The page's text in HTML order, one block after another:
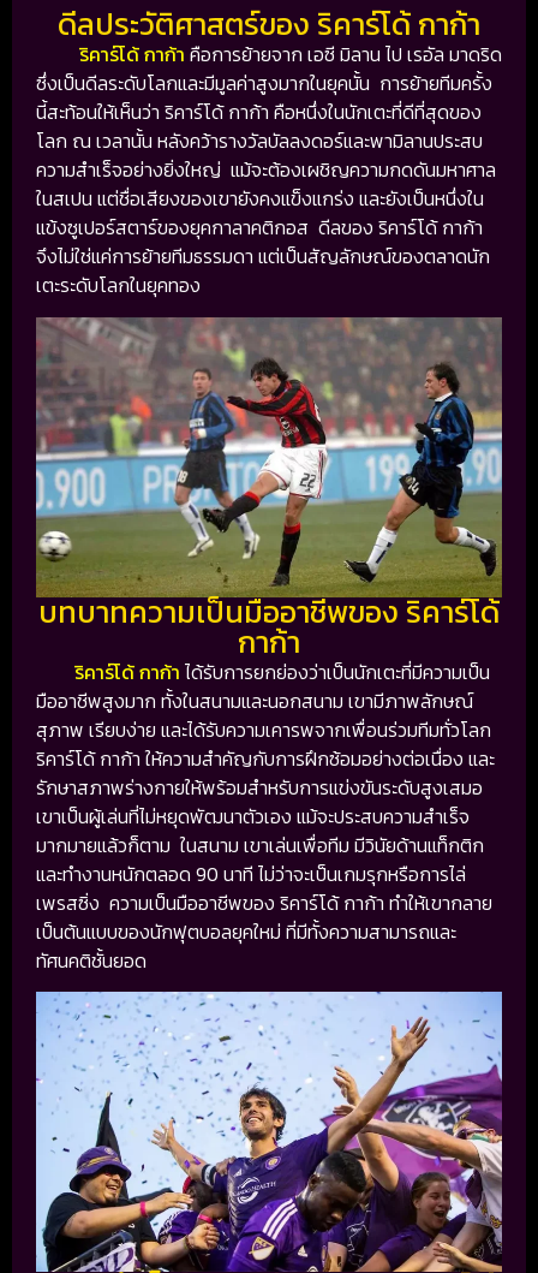
ดีลประวัติศาสตร์ของ ริคาร์โด้ กาก้า
ริคาร์โด้ กาก้า คือการย้ายจาก เอซี มิลาน ไป เรอัล มาดริด
ซึ่งเป็นดีลระดับโลกและมีมูลค่าสูงมากในยุคนั้น การย้ายทีมครั้ง
นี้สะท้อนให้เห็นว่า ริคาร์โด้ กาก้า คือหนึ่งในนักเตะที่ดีที่สุดของ
โลก ณ เวลานั้น หลังคว้ารางวัลบัลลงดอร์และพามิลานประสบ
ความสำเร็จอย่างยิ่งใหญ่ แม้จะต้องเผชิญความกดดันมหาศาล
ในสเปน แต่ชื่อเสียงของเขายังคงแข็งแกร่ง และยังเป็นหนึ่งใน
แข้งซูเปอร์สตาร์ของยุคกาลาคติกอส ดีลของ ริคาร์โด้ กาก้า
จึงไม่ใช่แค่การย้ายทีมธรรมดา แต่เป็นสัญลักษณ์ของตลาดนัก
เตะระดับโลกในยุคทอง
บทบาทความเป็นมืออาชีพของ ริคาร์โด้
กาก้า
ริคาร์โด้ กาก้า ได้รับการยกย่องว่าเป็นนักเตะที่มีความเป็น
มืออาชีพสูงมาก ทั้งในสนามและนอกสนาม เขามีภาพลักษณ์
สุภาพ เรียบง่าย และได้รับความเคารพจากเพื่อนร่วมทีมทั่วโลก
ริคาร์โด้ กาก้า ให้ความสำคัญกับการฝึกซ้อมอย่างต่อเนื่อง และ
รักษาสภาพร่างกายให้พร้อมสำหรับการแข่งขันระดับสูงเสมอ
เขาเป็นผู้เล่นที่ไม่หยุดพัฒนาตัวเอง แม้จะประสบความสำเร็จ
มากมายแล้วก็ตาม ในสนาม เขาเล่นเพื่อทีม มีวินัยด้านแท็กติก
และทำงานหนักตลอด 90 นาที ไม่ว่าจะเป็นเกมรุกหรือการไล่
เพรสซิ่ง ความเป็นมืออาชีพของ ริคาร์โด้ กาก้า ทำให้เขากลาย
เป็นต้นแบบของนักฟุตบอลยุคใหม่ ที่มีทั้งความสามารถและ
ทัศนคติชั้นยอด